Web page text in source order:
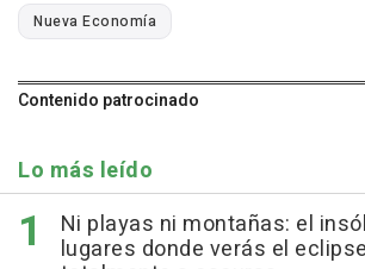
Nueva Economía
Contenido patrocinado
Lo más leído
Ni playas ni montañas: el
lugares donde verás el